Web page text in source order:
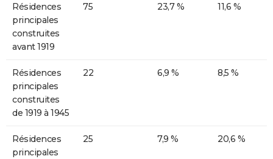
Résidences
principales
construites
avant 1919
75 23,7 % 11,6 %
Résidences
principales
construites
de 1919 à 1945
22 6,9 % 8,5 %
Résidences
principales
25 7,9 % 20,6 %